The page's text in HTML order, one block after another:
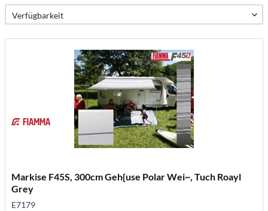
Markise F45S, 300cm Geh{use Polar Wei~, Tuch Roayl
Grey
E7179